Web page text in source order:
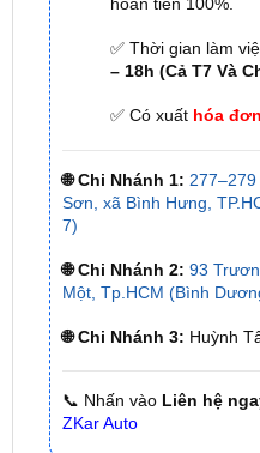
– 18h (Cả T7 Và
✅ Có xuấthóa
🌐 Chi Nhánh 1:
🌐 Chi Nhánh 2: 93
Một, Tp.HCM (Bình
🌐 Chi Nhánh 3: Huỳnh
📞 Nhấn vàoLiên hệ